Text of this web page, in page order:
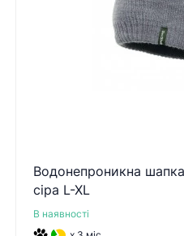
Водонепроникна
сіра L-XL
В наявності